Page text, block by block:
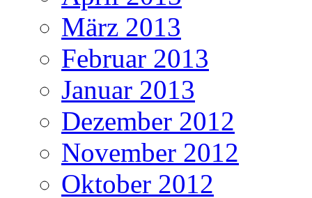
März 2013
Februar 2013
Januar 2013
Dezember 2012
November 2012
Oktober 2012